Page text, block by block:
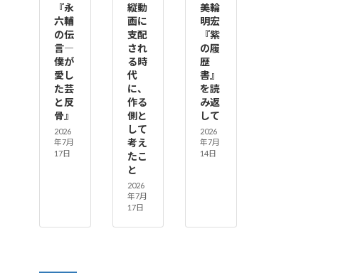
『永
六輔
の伝
言―
僕が
愛し
た芸
と反
骨』
2026
年7月
17日
縦動
画に
支配
され
る時
代
に、
作る
側と
して
考え
たこ
と
2026
年7月
17日
美輪
明宏
『紫
の履
歴
書』
を読
み返
して
2026
年7月
14日